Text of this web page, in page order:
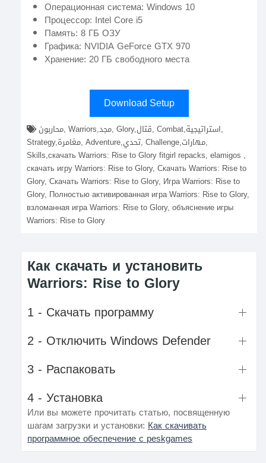
Операционная система: Windows 10
Процессор: Intel Core i5
Память: 8 ГБ ОЗУ
Графика: NVIDIA GeForce GTX 970
Хранение: 20 ГБ свободного места
Download Setup
Strategy,مغامرة, Adventure,تحدي, Challenge,مهارات,
Skills,скачать Warriors: Rise to Glory fitgirl repacks, elamigos ,
скачать игру Warriors: Rise to Glory, Скачать Warriors: Rise to
Glory, Скачать Warriors: Rise to Glory, Игра Warriors: Rise to
Glory, Полностью активированная игра Warriors: Rise to Glory,
взломанная игра Warriors: Rise to Glory, объяснение игры
Warriors: Rise to Glory
Как скачать и установить
Warriors: Rise to Glory
1 - Скачать программу
2 - Отключить Windows Defender
3 - Распаковать
4 - Установка
Или вы можете прочитать статью, посвященную
шагам загрузки и установки: Как скачивать
программное обеспечение с peskgames